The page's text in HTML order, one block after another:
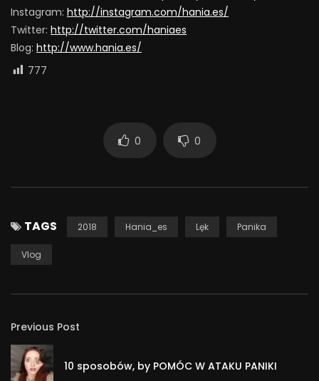
Instagram: http://instagram.com/hania.es/
Twitter: http://twitter.com/haniaes
Blog: http://www.hania.es/
777
0 0
TAGS 2018 Hania_es Lęk Panika
Vlog
Previous Post
10 sposobów, by POMÓC W ATAKU PANIKI